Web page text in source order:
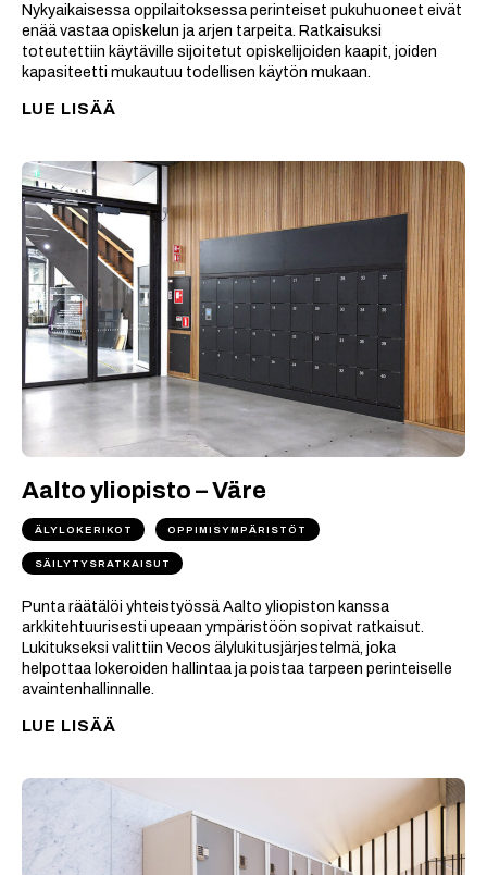
Nykyaikaisessa oppilaitoksessa perinteiset pukuhuoneet eivät
enää vastaa opiskelun ja arjen tarpeita. Ratkaisuksi
toteutettiin käytäville sijoitetut opiskelijoiden kaapit, joiden
kapasiteetti mukautuu todellisen käytön mukaan.
LUE LISÄÄ
Aalto yliopisto – Väre
ÄLYLOKERIKOT OPPIMISYMPÄRISTÖT
SÄILYTYSRATKAISUT
Punta räätälöi yhteistyössä Aalto yliopiston kanssa
arkkitehtuurisesti upeaan ympäristöön sopivat ratkaisut.
Lukitukseksi valittiin Vecos älylukitusjärjestelmä, joka
helpottaa lokeroiden hallintaa ja poistaa tarpeen perinteiselle
avaintenhallinnalle.
LUE LISÄÄ